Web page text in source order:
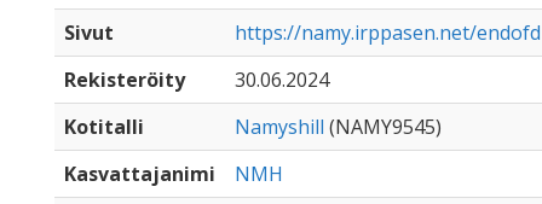
Sivut
https://namy.irppasen.net/
Rekisteröity
30.06.2024
Kotitalli
Namyshill (NAMY9545)
Kasvattajanimi
NMH